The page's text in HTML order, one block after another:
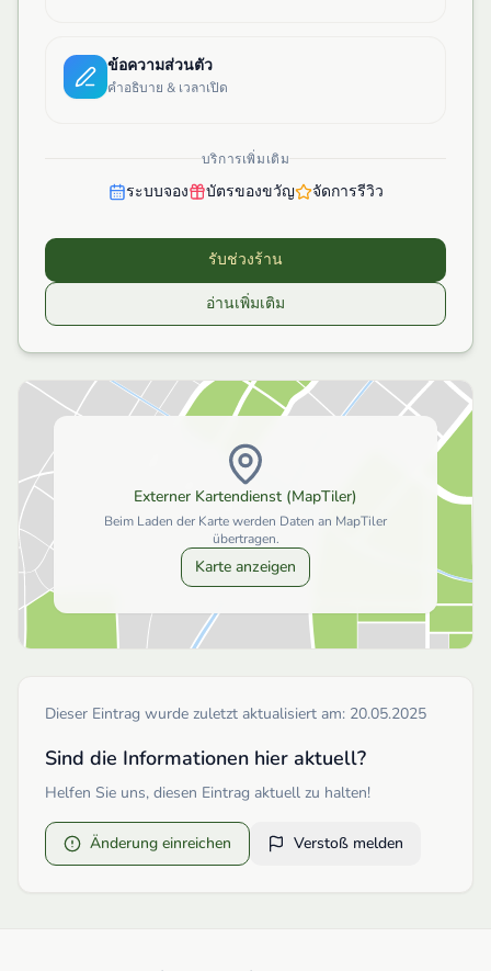
ข้อความส่วนตัว
คำอธิบาย & เวลาเปิด
บริการเพิ่มเติม
ระบบจอง บัตรของขวัญ จัดการรีวิว
รับช่วงร้าน
อ่านเพิ่มเติม
Externer Kartendienst (MapTiler)
Beim Laden der Karte werden Daten an MapTiler
übertragen.
Karte anzeigen
Dieser Eintrag wurde zuletzt aktualisiert am: 20.05.2025
Sind die Informationen hier aktuell?
Helfen Sie uns, diesen Eintrag aktuell zu halten!
Änderung einreichen Verstoß melden